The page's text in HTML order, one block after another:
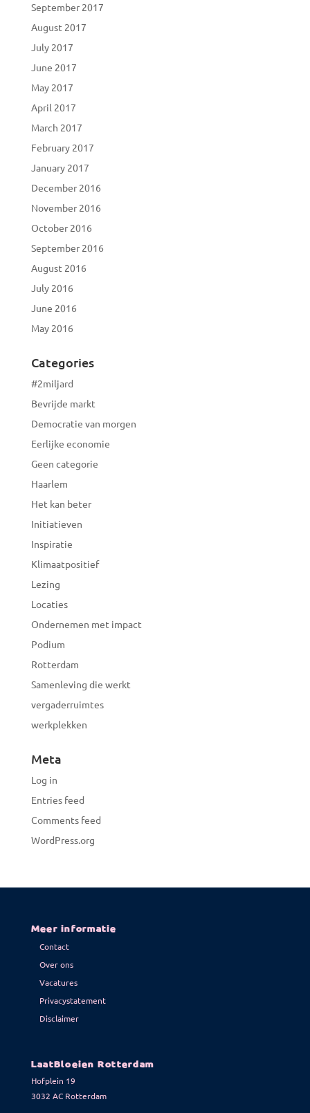
September 2017
August 2017
July 2017
June 2017
May 2017
April 2017
March 2017
February 2017
January 2017
December 2016
November 2016
October 2016
September 2016
August 2016
July 2016
June 2016
May 2016
Categories
#2miljard
Bevrijde markt
Democratie van morgen
Eerlijke economie
Geen categorie
Haarlem
Het kan beter
Initiatieven
Inspiratie
Klimaatpositief
Lezing
Locaties
Ondernemen met impact
Podium
Rotterdam
Samenleving die werkt
vergaderruimtes
werkplekken
Meta
Log in
Entries feed
Comments feed
WordPress.org
Meer informatie
Contact
Over ons
Vacatures
Privacystatement
Disclaimer
LaatBloeien Rotterdam
Hofplein 19
3032 AC Rotterdam